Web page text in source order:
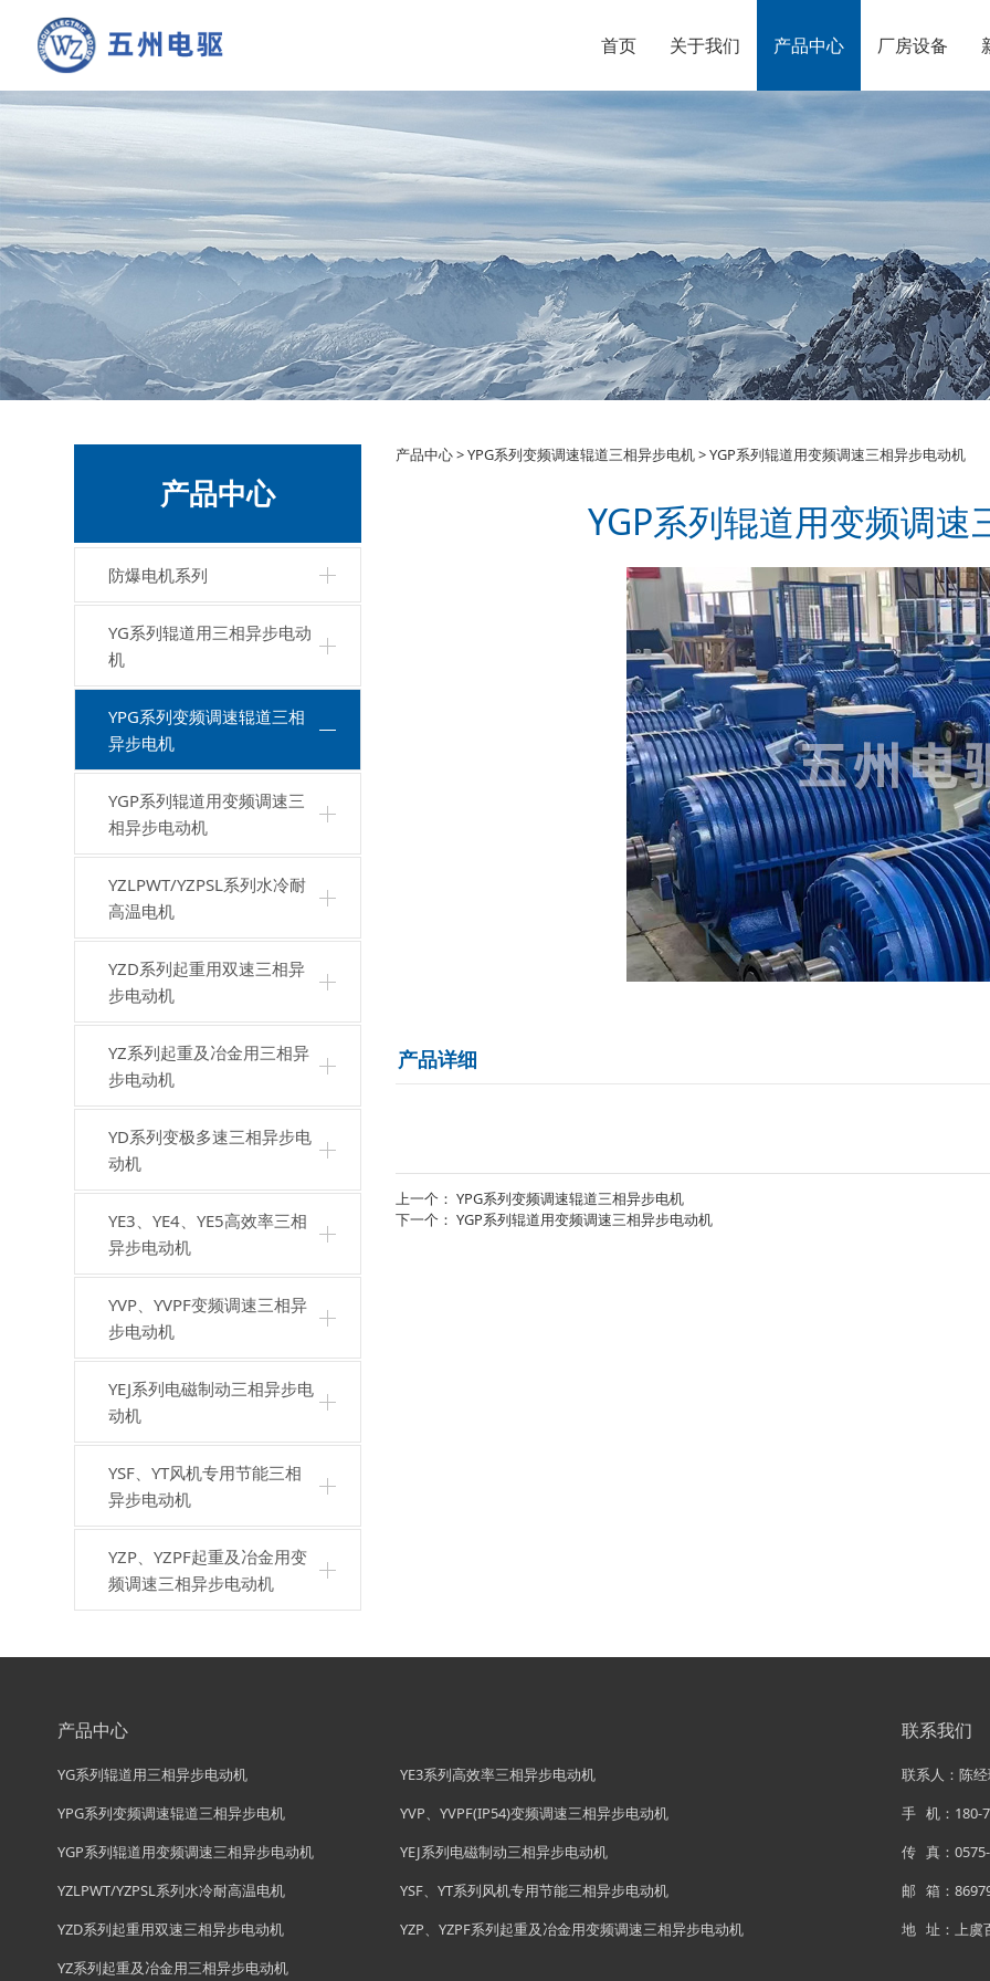
首页 关于我们 产品中心 厂房设备
产品中心
防爆电机系列
YG系列辊道用三相异步电动
机
YPG系列变频调速辊道三相
异步电机
YGP系列辊道用变频调速三
相异步电动机
YZLPWT/YZPSL系列水冷耐
高温电机
YZD系列起重用双速三相异
步电动机
YZ系列起重及冶金用三相异
步电动机
YD系列变极多速三相异步电
动机
YE3、YE4、YE5高效率三相
异步电动机
YVP、YVPF变频调速三相异
步电动机
YEJ系列电磁制动三相异步电
动机
YSF、YT风机专用节能三相
异步电动机
YZP、YZPF起重及冶金用变
频调速三相异步电动机
YGP系列辊道用变频调速三
产品中心>YPG系列变频调速辊道三相异步电机>YGP系列辊道用变频调速三相异步电动机
YGP系列辊道用变频调速
产品详细
上一个： YPG系列变频调速辊道三相异步电机
下一个： YGP系列辊道用变频调速三相异步电动机
产品中心
YG系列辊道用三相异步电动机
YPG系列变频调速辊道三相异步电机
YGP系列辊道用变频调速三相异步电动机
YZLPWT/YZPSL系列水冷耐高温电机
YZD系列起重用双速三相异步电动机
YZ系列起重及冶金用三相异步电动机
YE3系列高效率三相异步电动机
YVP、YVPF(IP54)变频调速三相异步电动机
YEJ系列电磁制动三相异步电动机
YSF、YT系列风机专用节能三相异步电动机
YZP、YZPF系列起重及冶金用变频调速三相异步电动机
联系我们
联系人：陈
手 机：180-
传 真：
邮 箱：
地 址：上虞